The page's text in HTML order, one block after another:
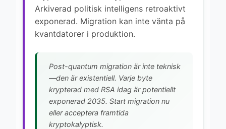
Arkiverad politisk intelligens retroaktivt
exponerad. Migration kan inte vänta på
kvantdatorer i produktion.
Post-quantum migration är inte teknisk
—den är existentiell. Varje byte
krypterad med RSA idag är potentiellt
exponerad 2035. Start migration nu
eller acceptera framtida
kryptokalyptisk.